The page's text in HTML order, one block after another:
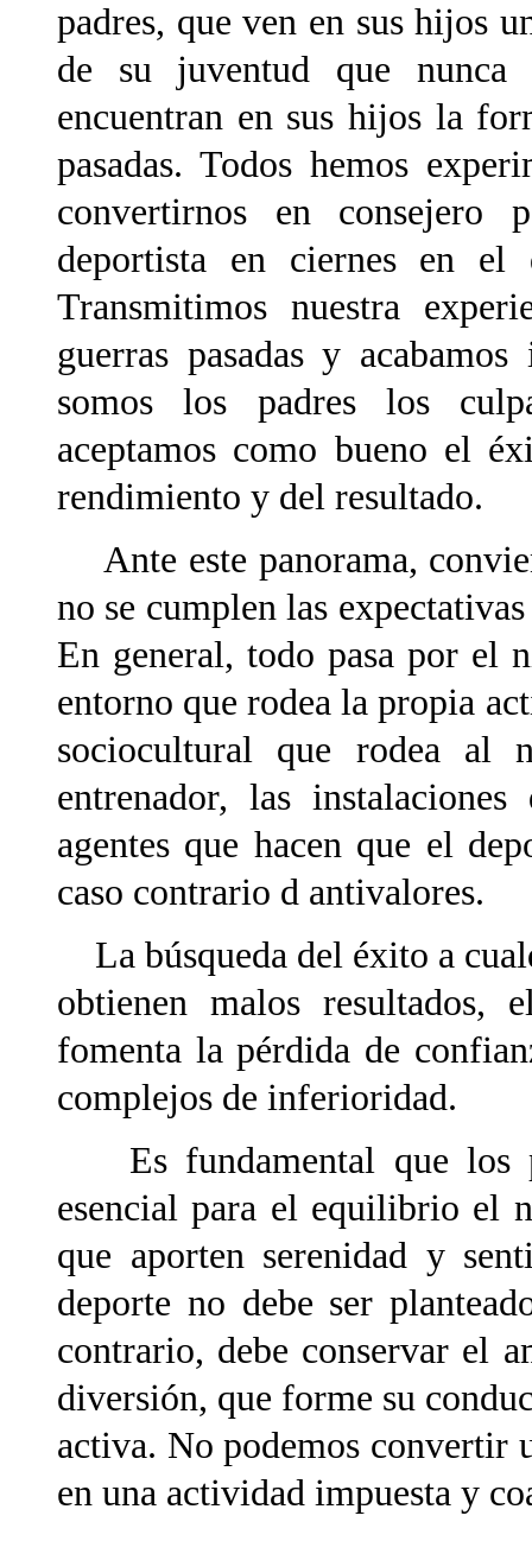
padres, que ven en sus hijos
de su juventud que nunca
encuentran en sus hijos la
pasadas. Todos hemos
convertirnos en consejero
deportista en ciernes en el
Transmitimos nuestra
guerras pasadas y
somos los padres los
aceptamos como bueno el
rendimiento y del resultado.
Ante este panorama,
no se cumplen las
En general, todo pasa por el
entorno que rodea la propia
sociocultural que rodea al
entrenador, las
agentes que hacen que el
caso contrario d antivalores.
La búsqueda del éxito a
obtienen malos resultados,
fomenta la pérdida de
complejos de inferioridad.
Es fundamental que los
esencial para el equilibrio el
que aporten serenidad y
deporte no debe ser
contrario, debe conservar el
diversión, que forme su
activa. No podemos convertir
en una actividad impuesta y